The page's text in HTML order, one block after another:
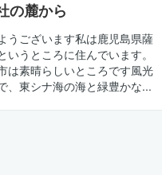
の麓から
うございます私は鹿児島県薩
いうところに住んでいます。
は素晴らしいところです風光
、東シナ海の海と緑豊かな...